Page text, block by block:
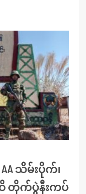
သိမ်းပိုက်၊
တိုက်ပွဲနီးကပ်